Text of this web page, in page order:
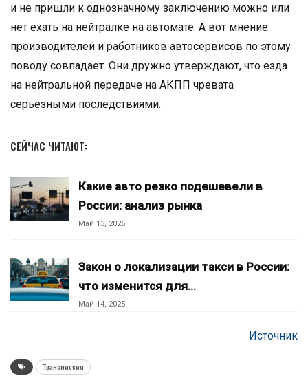
и не пришли к однозначному заключению можно или
нет ехать на нейтралке на автомате. А вот мнение
производителей и работников автосервисов по этому
поводу совпадает. Они дружно утверждают, что езда
на нейтральной передаче на АКПП чревата
серьезными последствиями.
СЕЙЧАС ЧИТАЮТ:
Какие авто резко подешевели в
России: анализ рынка
Май 13, 2026
Закон о локализации такси в России:
что изменится для…
Май 14, 2025
Источник
Трансмиссия